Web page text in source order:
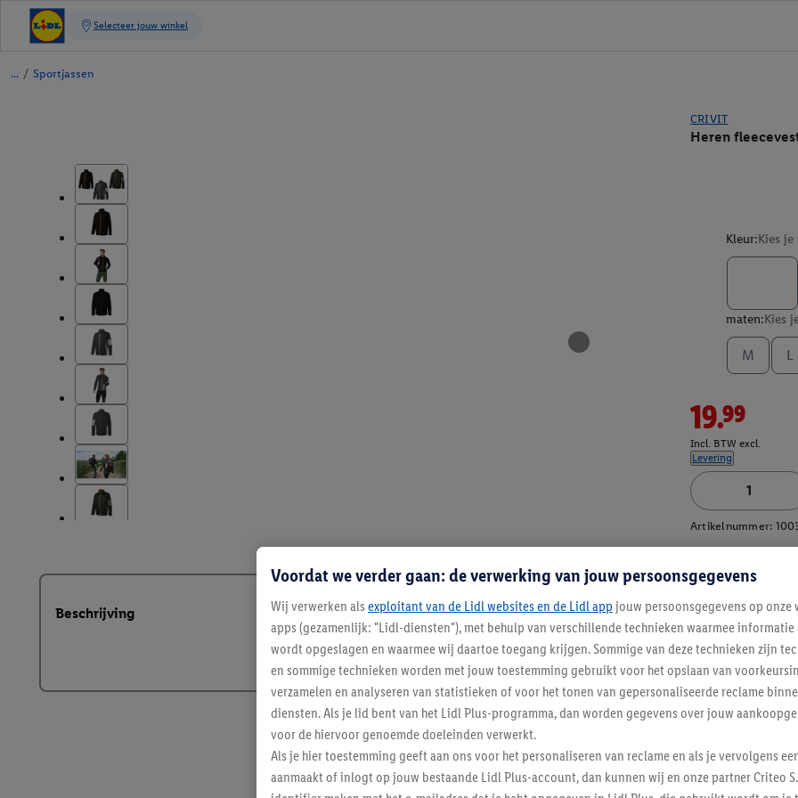
/ Sportjassen
CRIVIT
Heren
Kleur:Kies
maten:Kies
M L
19.99
Incl. BTW excl.
Levering
Artikelnummer:
Beschrijving
Voordat we verder gaan: de verwerking van jouw persoonsgegevens
Wij verwerken als exploitant van de Lidl websites en de Lidl app jouw persoonsgegevens op onze
apps (gezamenlijk: "Lidl-diensten"), met behulp van verschillende technieken waarmee
wordt opgeslagen en waarmee wij daartoe toegang krijgen. Sommige van deze technieken zijn
en sommige technieken worden met jouw toestemming gebruikt voor het opslaan van
verzamelen en analyseren van statistieken of voor het tonen van gepersonaliseerde reclame
diensten. Als je lid bent van het Lidl Plus-programma, dan worden gegevens over jouw
voor de hiervoor genoemde doeleinden verwerkt.
Als je hier toestemming geeft aan ons voor het personaliseren van reclame en als je vervolgens
aanmaakt of inlogt op jouw bestaande Lidl Plus-account, dan kunnen wij en onze partner Criteo